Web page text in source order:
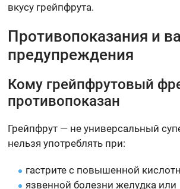
вкусу грейпфрута.
Противопоказания и
предупреждения
Кому грейпфрутовый
противопоказан
Грейпфрут — не универсальный
нельзя употреблять при:
гастрите с повышенной
язвенной болезни желудка или